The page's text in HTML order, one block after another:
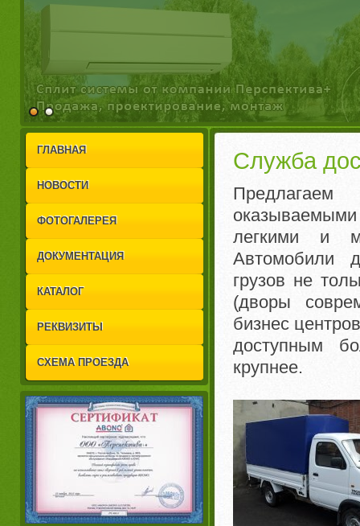
1
2
ГЛАВНАЯ
НОВОСТИ
ФОТОГАЛЕРЕЯ
ДОКУМЕНТАЦИЯ
КАТАЛОГ
РЕКВИЗИТЫ
СХЕМА ПРОЕЗДА
Служба
Предлагаем
легкими и
Автомобили
грузов не
(дворы
бизнес
доступным
крупнее.